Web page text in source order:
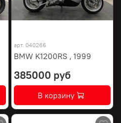
арт. 040266
BMW K1200RS , 1999
385000 руб
В корзину